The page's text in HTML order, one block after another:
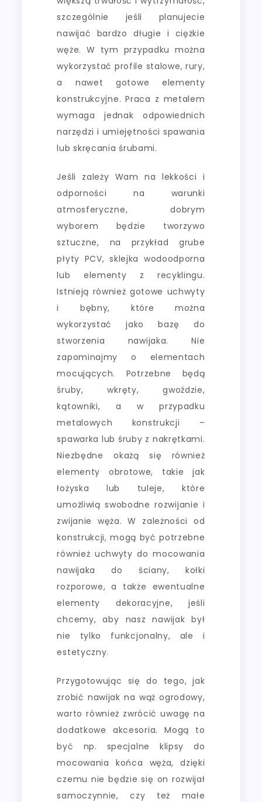
szczególnie jeśli planujecie
nawijać bardzo długie i ciężkie
węże. W tym przypadku można
wykorzystać profile stalowe, rury,
a nawet gotowe elementy
konstrukcyjne. Praca z metalem
wymaga jednak odpowiednich
narzędzi i umiejętności spawania
lub skręcania śrubami.
Jeśli zależy Wam na lekkości i
odporności na warunki
atmosferyczne, dobrym
wyborem będzie tworzywo
sztuczne, na przykład grube
płyty PCV, sklejka wodoodporna
lub elementy z recyklingu.
Istnieją również gotowe uchwyty
i bębny, które można
wykorzystać jako bazę do
stworzenia nawijaka. Nie
zapominajmy o elementach
mocujących. Potrzebne będą
śruby, wkręty, gwoździe,
kątowniki, a w przypadku
metalowych konstrukcji –
spawarka lub śruby z nakrętkami.
Niezbędne okażą się również
elementy obrotowe, takie jak
łożyska lub tuleje, które
umożliwią swobodne rozwijanie i
zwijanie węża. W zależności od
konstrukcji, mogą być potrzebne
również uchwyty do mocowania
nawijaka do ściany, kołki
rozporowe, a także ewentualne
elementy dekoracyjne, jeśli
chcemy, aby nasz nawijak był
nie tylko funkcjonalny, ale i
estetyczny.
Przygotowując się do tego, jak
zrobić nawijak na wąż ogrodowy,
warto również zwrócić uwagę na
dodatkowe akcesoria. Mogą to
być np. specjalne klipsy do
mocowania końca węża, dzięki
czemu nie będzie się on rozwijał
samoczynnie, czy też małe